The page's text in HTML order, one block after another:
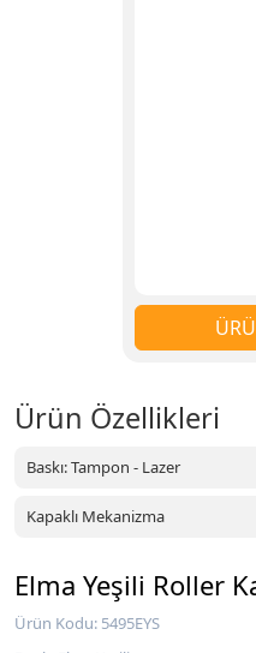
Ürün Özellikleri
Baskı: Tampon - Lazer
Kapaklı Mekanizma
Elma Yeşili Roller
Ürün Kodu: 5495EYS